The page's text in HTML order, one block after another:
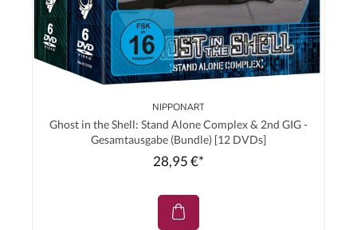
NIPPONART
Ghost in the Shell: Stand Alone Complex & 2nd GIG -
Gesamtausgabe (Bundle) [12 DVDs]
28,95 €*